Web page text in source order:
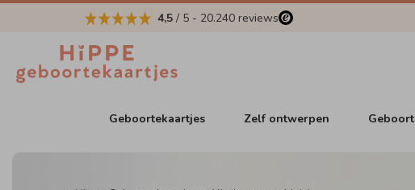
4,5 / 5 - 20.240 reviews
Geboortekaartjes Zelf ontwerpen